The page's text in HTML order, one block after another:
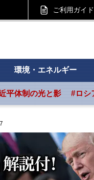
ご利用ガイド
ト
環境・エネルギー
平体制の光と影 #ロシ